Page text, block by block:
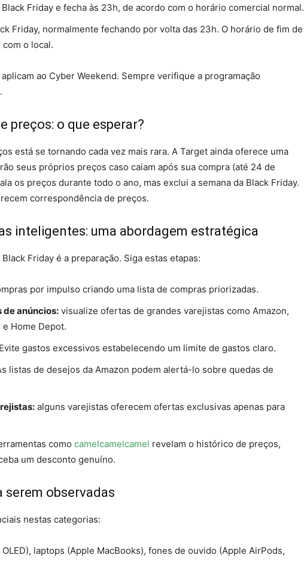
Friday e fecha às 23h, de acordo com o horário comercial normal.
Friday, normalmente fechando por volta das 23h. O horário de fim de
com o local.
ao Cyber ​​Weekend. Sempre verifique a programação
preços: o que esperar?
está se tornando cada vez mais rara. A Target ainda oferece uma
seus próprios preços caso caiam após sua compra (até 24 de
os preços durante todo o ano, mas exclui a semana da Black Friday.
correspondência de preços.
inteligentes: uma abordagem estratégica
Friday é a preparação. Siga estas etapas:
por impulso criando uma lista de compras priorizadas.
de anúncios: visualize ofertas de grandes varejistas como Amazon,
e Home Depot.
Evite gastos excessivos estabelecendo um limite de gastos claro.
listas de desejos da Amazon podem alertá-lo sobre quedas de
alguns varejistas oferecem ofertas exclusivas apenas para
como camelcamelcamel revelam o histórico de preços,
um desconto genuíno.
serem observadas
nestas categorias:
OLED), laptops (Apple MacBooks), fones de ouvido (Apple AirPods,